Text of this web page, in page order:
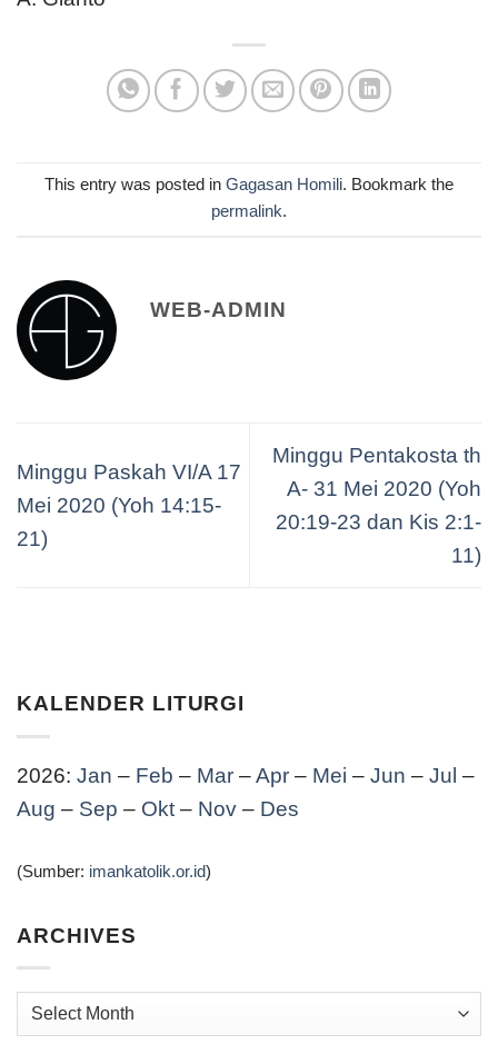
KALENDER LITURGI
2026: Jan – Feb – Mar –Apr – Mei – Jun – Jul –
Aug – Sep – Okt – Nov – Des
(Sumber: imankatolik.or.id)
ARCHIVES
Archives
This entry was posted in Gagasan Homili. Bookmark the
permalink.
WEB-ADMIN
Minggu Paskah VI/A 17
Mei 2020 (Yoh 14:15-
21)
Minggu Pentakosta th
A- 31 Mei 2020 (Yoh
20:19-23 dan Kis 2:1-
11)